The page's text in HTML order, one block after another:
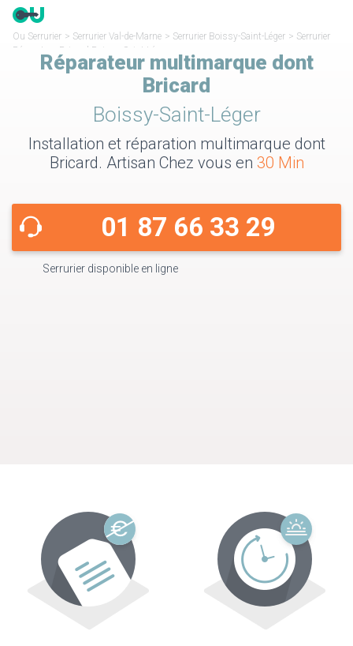
Ou Serrurier > Serrurier Val-de-Marne > Serrurier Boissy-Saint-Léger > Serrurier
Réparateur Bricard Boissy-Saint-Léger
Réparateur multimarque dont
Bricard
Boissy-Saint-Léger
Installation et réparation multimarque dont
Bricard. Artisan Chez vous en 30 Min
01 87 66 33 29
Serrurier disponible en ligne